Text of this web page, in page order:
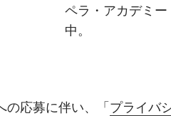
ペラ・アカデミ
中。
の応募に伴い、「プライバ